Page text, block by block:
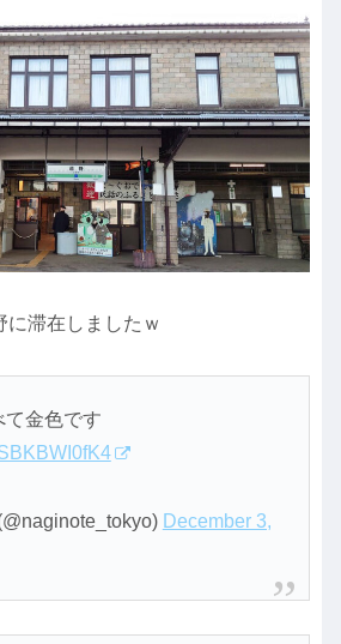
に滞在しましたｗ
て金色です
December 3,